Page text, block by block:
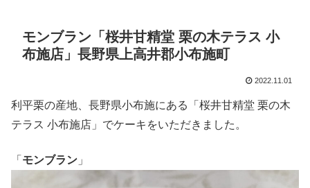
モンブラン「桜井甘精堂 栗の木テラス 小
布施店」長野県上高井郡小布施町
2022.11.01
利平栗の産地、長野県小布施にある「桜井甘精堂 栗の木
テラス 小布施店」でケーキをいただきました。
「 モンブラン 」